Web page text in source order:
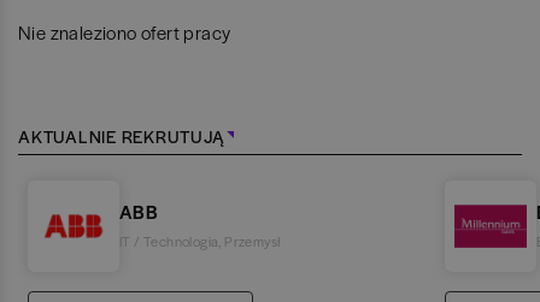
Nie znaleziono ofert pracy
AKTUALNIE REKRUTUJĄ
ABB
IT / Technologia Przemysł